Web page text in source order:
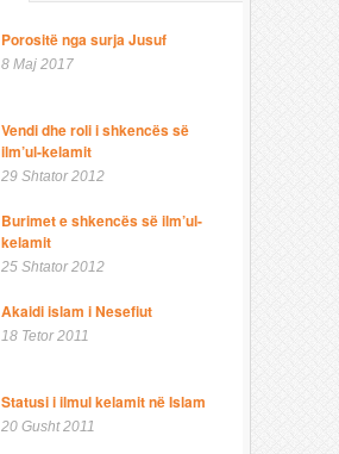
Porositë nga surja Jusuf
8 Maj 2017
Vendi dhe roli i shkencës së
ilm’ul-kelamit
29 Shtator 2012
Burimet e shkencës së ilm’ul-
kelamit
25 Shtator 2012
Akaidi islam i Nesefiut
18 Tetor 2011
Statusi i ilmul kelamit në Islam
20 Gusht 2011